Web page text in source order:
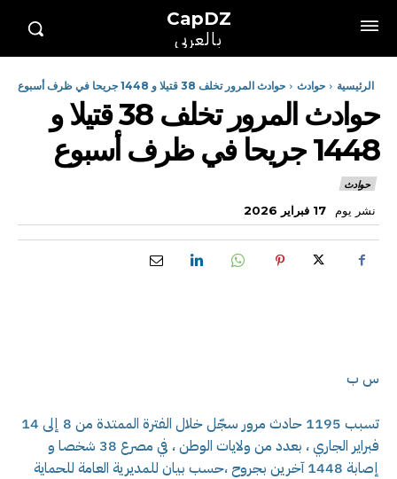
CapDZ
بالعربي
الرئيسية حوادث حوادث المرور تخلف 38 قتيلا و 1448 جريحا في ظرف أسبوع
حوادث المرور تخلف 38 قتيلا و
1448 جريحا في ظرف أسبوع
حوادث
نشر يوم 17 فبراير 2026
س ب
تسبب 1195 حادث مرور سجّل خلال الفترة الممتدة من 8 إلى 14
فبراير الجاري ، بعدد من ولايات الوطن ، في مصرع 38 شخصا و
إصابة 1448 آخرين بجروح ،حسب بيان للمديرية العامة للحماية